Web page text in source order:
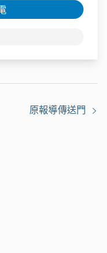
原報導傳送門